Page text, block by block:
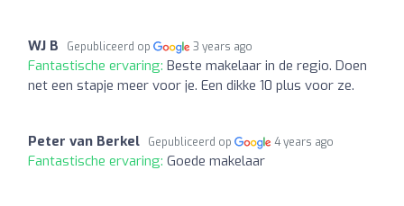
WJ B Gepubliceerd op 3 years ago
Fantastische ervaring: Beste makelaar in de regio. Doen
net een stapje meer voor je. Een dikke 10 plus voor ze.
Peter van Berkel Gepubliceerd op 4 years ago
Fantastische ervaring: Goede makelaar